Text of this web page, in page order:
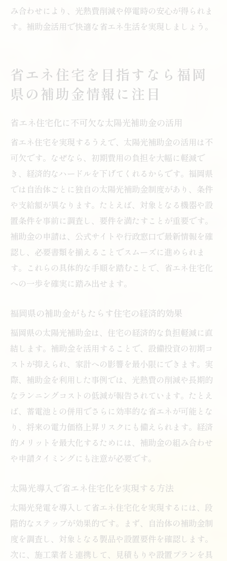
み合わせにより、光熱費削減や停電時の安心が得られま
す。補助金活用で快適な省エネ生活を実現しましょう。
省エネ住宅を目指すなら福岡
県の補助金情報に注目
省エネ住宅化に不可欠な太陽光補助金の活用
省エネ住宅を実現するうえで、太陽光補助金の活用は不
可欠です。なぜなら、初期費用の負担を大幅に軽減で
き、経済的なハードルを下げてくれるからです。福岡県
では自治体ごとに独自の太陽光補助金制度があり、条件
や支給額が異なります。たとえば、対象となる機器や設
置条件を事前に調査し、要件を満たすことが重要です。
補助金の申請は、公式サイトや行政窓口で最新情報を確
認し、必要書類を揃えることでスムーズに進められま
す。これらの具体的な手順を踏むことで、省エネ住宅化
への一歩を確実に踏み出せます。
福岡県の補助金がもたらす住宅の経済的効果
福岡県の太陽光補助金は、住宅の経済的な負担軽減に直
結します。補助金を活用することで、設備投資の初期コ
ストが抑えられ、家計への影響を最小限にできます。実
際、補助金を利用した事例では、光熱費の削減や長期的
なランニングコストの低減が報告されています。たとえ
ば、蓄電池との併用でさらに効率的な省エネが可能とな
り、将来の電力価格上昇リスクにも備えられます。経済
的メリットを最大化するためには、補助金の組み合わせ
や申請タイミングにも注意が必要です。
太陽光導入で省エネ住宅化を実現する方法
太陽光発電を導入して省エネ住宅化を実現するには、段
階的なステップが効果的です。まず、自治体の補助金制
度を調査し、対象となる製品や設置要件を確認します。
次に、施工業者と連携して、見積もりや設置プランを具